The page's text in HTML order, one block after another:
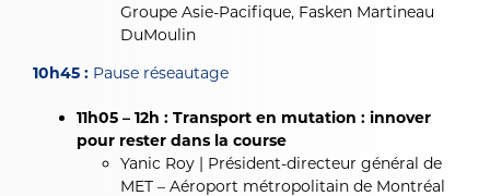
Groupe Asie-Pacifique, Fasken Martineau
DuMoulin
10h45 : Pause réseautage
11h05 – 12h : Transport en mutation : innover
pour rester dans la course
Yanic Roy | Président-directeur général de
MET – Aéroport métropolitain de Montréal